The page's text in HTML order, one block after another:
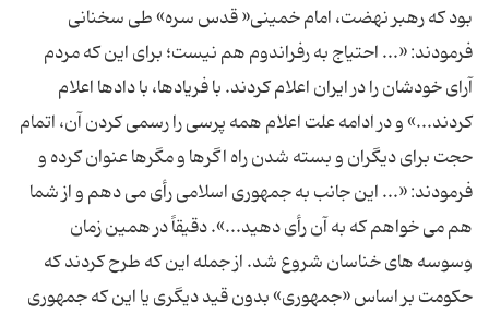
بود كه رهبر نهضت، امام خمینی« قدس سره» طی سخنانی
فرمودند: «... احتیاج به رفراندوم هم نیست؛ برای این كه مردم
آرای خودشان را در ایران اعلام كردند. با فریادها، با دادها اعلام
كردند...» و در ادامه علت اعلام همه پرسی را رسمی كردن آن، اتمام
حجت برای دیگران و بسته شدن راه اگرها و مگرها عنوان كرده و
فرمودند: «... این جانب به جمهوری اسلامی رأی می دهم و از شما
هم می خواهم كه به آن رأی دهید...». دقیقاً در همین زمان
وسوسه های خناسان شروع شد. از جمله این كه طرح كردند كه
حكومت بر اساس «جمهوری» بدون قید دیگری یا این كه جمهوری